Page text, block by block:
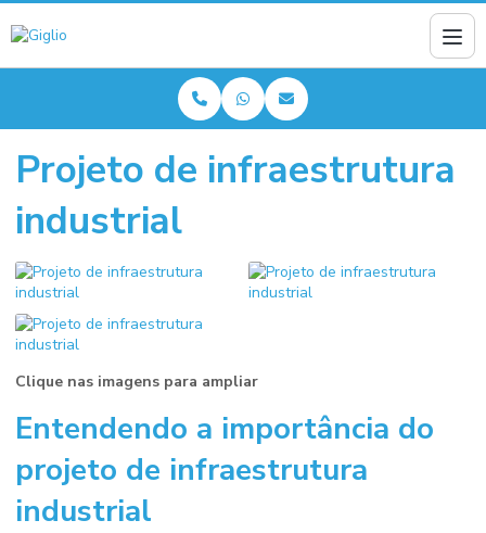
Projeto de infraestrutura
industrial
Clique nas imagens para ampliar
Entendendo a importância do
projeto de infraestrutura
industrial